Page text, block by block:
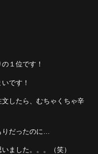
１位です！
です！
したら、むちゃくちゃ辛
だったのに…
ました。。。（笑）